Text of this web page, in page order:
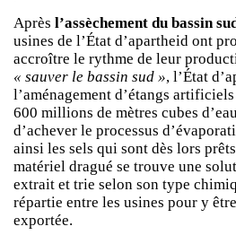
Après l’assèchement du bassin
usines de l’État d’apartheid ont
accroître le rythme de leur
« sauver le bassin sud », l’État
l’aménagement d’étangs
600 millions de mètres cubes
d’achever le processus
ainsi les sels qui sont dès lors
matériel dragué se trouve une
extrait et trie selon son type
répartie entre les usines pour y
exportée.